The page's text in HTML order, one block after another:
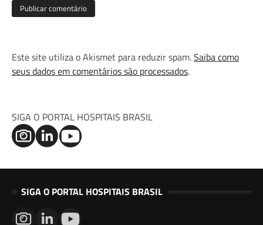
Este site utiliza o Akismet para reduzir spam.Saiba como
seus dados em comentários são processados.
SIGA O PORTAL HOSPITAIS BRASIL
SIGA O PORTAL HOSPITAIS BRASIL